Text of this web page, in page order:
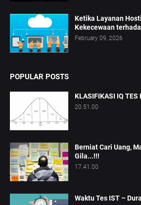
Ketika Layanan
Kekecewaan
February 09, 2026
POPULAR POSTS
KLASIFIKASI IQ TES
20.51.00
Berniat Cari Uang,
Gila...!!!
17.41.00
Waktu Tes IST –